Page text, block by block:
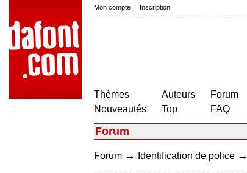
Mon compte | Inscription
Thèmes
Nouveautés
Auteurs
Top
Forum
FAQ
Forum
Forum → Identification de police →